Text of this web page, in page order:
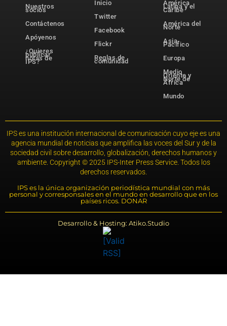
Nuestros
socios
Contáctenos
Apóyenos
¿Quieres
publicar
notas de
IPS?
Inicio
Twitter
Facebook
Flickr
Reglas de
comunidad
América
Latina y el
Caribe
América del
Norte
Asia-
Pacífico
Europa
Medio
Oriente y
Norte de
África
Mundo
IPS es una institución internacional de comunicación cuyo eje es una
agencia mundial de noticias que amplifica las voces del Sur y de la
sociedad civil sobre desarrollo, globalización, derechos humanos y
ambiente. Copyright © 2025 IPS-Inter Press Service. Todos los
derechos reservados.
IPS es la única organización periodística mundial con más
personal y corresponsales en el mundo en desarrollo que en los
países ricos. DONAR
Desarrollo & Hosting: Atiko.Studio